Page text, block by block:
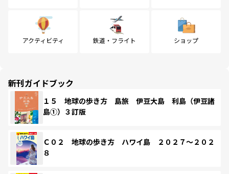
アクティビティ 鉄道・フライト ショップ
新刊ガイドブック
１５ 地球の歩き方 島旅 伊豆大島 利島（伊豆諸
島①）３訂版
Ｃ０２ 地球の歩き方 ハワイ島 ２０２７～２０２
８